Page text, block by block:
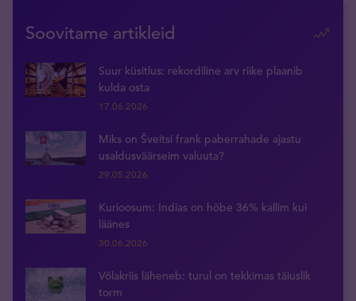
Soovitame artikleid
Suur küsitlus: rekordiline arv riike plaanib
kulda osta
17.06.2026
Miks on Šveitsi frank paberrahade ajastu
usaldusväärseim valuuta?
29.05.2026
Kurioosum: Indias on hõbe 36% kallim kui
läänes
30.06.2026
Võlakriis läheneb: turul on tekkimas täiuslik
torm